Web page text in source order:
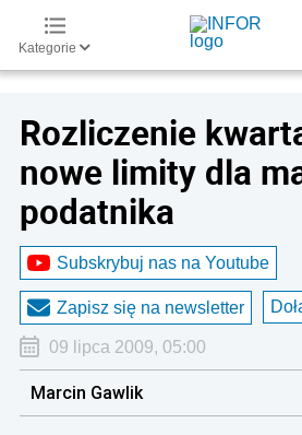
Kategorie
Rozliczenie
nowe limity dla
podatnika
Subskrybuj nas na Youtube
Zapisz się na newsletter
09 lipca 2009, 05:00
Marcin Gawlik